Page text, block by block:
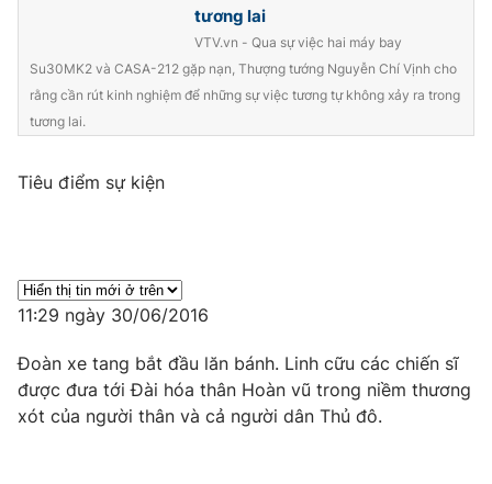
thông tin từ website này.
tương lai
VTV.vn - Qua sự việc hai máy bay
Su30MK2 và CASA-212 gặp nạn, Thượng tướng Nguyễn Chí Vịnh cho
rằng cần rút kinh nghiệm để những sự việc tương tự không xảy ra trong
tương lai.
Tiêu điểm sự kiện
11:29 ngày 30/06/2016
Đoàn xe tang bắt đầu lăn bánh. Linh cữu các chiến sĩ
được đưa tới Đài hóa thân Hoàn vũ trong niềm thương
xót của người thân và cả người dân Thủ đô.